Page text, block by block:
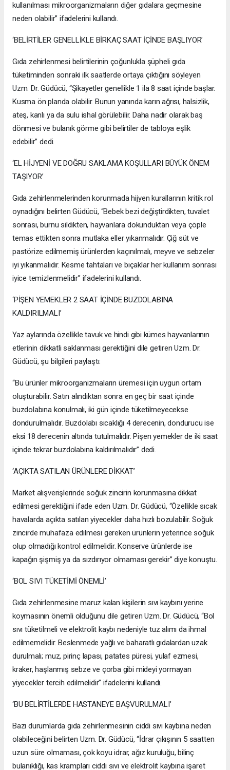
kullanılması mikroorganizmaların diğer gıdalara geçmesine
neden olabilir” ifadelerini kullandı.
‘BELİRTİLER GENELLİKLE BİRKAÇ SAAT İÇİNDE BAŞLIYOR’
Gıda zehirlenmesi belirtilerinin çoğunlukla şüpheli gıda
tüketiminden sonraki ilk saatlerde ortaya çıktığını söyleyen
Uzm. Dr. Güdücü, “Şikayetler genellikle 1 ila 8 saat içinde başlar.
Kusma ön planda olabilir. Bunun yanında karın ağrısı, halsizlik,
ateş, kanlı ya da sulu ishal görülebilir. Daha nadir olarak baş
dönmesi ve bulanık görme gibi belirtiler de tabloya eşlik
edebilir” dedi.
‘EL HİJYENİ VE DOĞRU SAKLAMA KOŞULLARI BÜYÜK ÖNEM
TAŞIYOR’
Gıda zehirlenmelerinden korunmada hijyen kurallarının kritik rol
oynadığını belirten Güdücü, “Bebek bezi değiştirdikten, tuvalet
sonrası, burnu sildikten, hayvanlara dokunduktan veya çöple
temas ettikten sonra mutlaka eller yıkanmalıdır. Çiğ süt ve
pastörize edilmemiş ürünlerden kaçınılmalı, meyve ve sebzeler
iyi yıkanmalıdır. Kesme tahtaları ve bıçaklar her kullanım sonrası
iyice temizlenmelidir” ifadelerini kullandı.
‘PİŞEN YEMEKLER 2 SAAT İÇİNDE BUZDOLABINA
KALDIRILMALI’
Yaz aylarında özellikle tavuk ve hindi gibi kümes hayvanlarının
etlerinin dikkatli saklanması gerektiğini dile getiren Uzm. Dr.
Güdücü, şu bilgileri paylaştı:
“Bu ürünler mikroorganizmaların üremesi için uygun ortam
oluşturabilir. Satın alındıktan sonra en geç bir saat içinde
buzdolabına konulmalı, iki gün içinde tüketilmeyecekse
dondurulmalıdır. Buzdolabı sıcaklığı 4 derecenin, dondurucu ise
eksi 18 derecenin altında tutulmalıdır. Pişen yemekler de iki saat
içinde tekrar buzdolabına kaldırılmalıdır” dedi.
‘AÇIKTA SATILAN ÜRÜNLERE DİKKAT’
Market alışverişlerinde soğuk zincirin korunmasına dikkat
edilmesi gerektiğini ifade eden Uzm. Dr. Güdücü, “Özellikle sıcak
havalarda açıkta satılan yiyecekler daha hızlı bozulabilir. Soğuk
zincirde muhafaza edilmesi gereken ürünlerin yeterince soğuk
olup olmadığı kontrol edilmelidir. Konserve ürünlerde ise
kapağın şişmiş ya da sızdırıyor olmaması gerekir” diye konuştu.
‘BOL SIVI TÜKETİMİ ÖNEMLİ’
Gıda zehirlenmesine maruz kalan kişilerin sıvı kaybını yerine
koymasının önemli olduğunu dile getiren Uzm. Dr. Güdücü, “Bol
sıvı tüketilmeli ve elektrolit kaybı nedeniyle tuz alımı da ihmal
edilmemelidir. Beslenmede yağlı ve baharatlı gıdalardan uzak
durulmalı; muz, pirinç lapası, patates püresi, yulaf ezmesi,
kraker, haşlanmış sebze ve çorba gibi mideyi yormayan
yiyecekler tercih edilmelidir” ifadelerini kullandı.
‘BU BELİRTİLERDE HASTANEYE BAŞVURULMALI’
Bazı durumlarda gıda zehirlenmesinin ciddi sıvı kaybına neden
olabileceğini belirten Uzm. Dr. Güdücü, “İdrar çıkışının 5 saatten
uzun süre olmaması, çok koyu idrar, ağız kuruluğu, bilinç
bulanıklığı, kas krampları ciddi sıvı ve elektrolit kaybına işaret